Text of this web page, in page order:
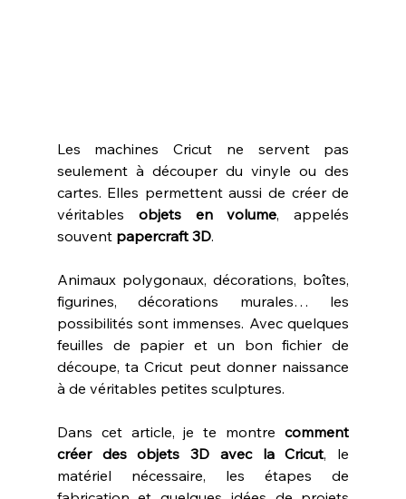
Les machines Cricut ne servent pas
seulement à découper du vinyle ou des
cartes. Elles permettent aussi de créer de
véritables objets en volume, appelés
souvent papercraft 3D.
Animaux polygonaux, décorations, boîtes,
figurines, décorations murales… les
possibilités sont immenses. Avec quelques
feuilles de papier et un bon fichier de
découpe, ta Cricut peut donner naissance
à de véritables petites sculptures.
Dans cet article, je te montre comment
créer des objets 3D avec la Cricut, le
matériel nécessaire, les étapes de